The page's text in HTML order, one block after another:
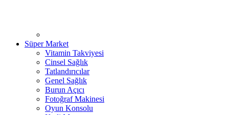
Süper Market
Vitamin Takviyesi
Cinsel Sağlık
Tatlandırıcılar
Genel Sağlık
Burun Açıcı
Fotoğraf Makinesi
Oyun Konsolu